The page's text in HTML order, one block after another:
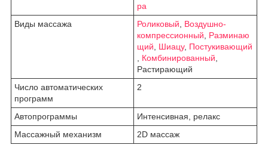
ра
Виды массажа
Роликовый
Воздушно-
компрессионный
Разминаю
щий
Шиацу, Постукивающий
Комбинированный
Растирающий
Число автоматических
программ
2
Автопрограммы
Интенсивная, релакс
Массажный механизм
2D массаж